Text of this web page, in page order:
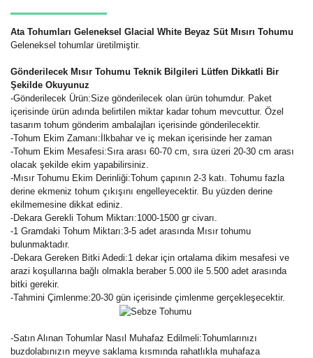
Ata Tohumları Geleneksel Glacial White Beyaz Süt Mısırı Tohumu
Geleneksel tohumlar üretilmiştir.
Gönderilecek Mısır Tohumu Teknik Bilgileri Lütfen Dikkatli Bir
Şekilde Okuyunuz
-Gönderilecek Ürün:Size gönderilecek olan ürün tohumdur. Paket
içerisinde ürün adında belirtilen miktar kadar tohum mevcuttur. Özel
tasarım tohum gönderim ambalajları içerisinde gönderilecektir.
-Tohum Ekim Zamanı:İlkbahar ve iç mekan içerisinde her zaman
-Tohum Ekim Mesafesi:Sıra arası 60-70 cm, sıra üzeri 20-30 cm arası
olacak şekilde ekim yapabilirsiniz.
-Mısır Tohumu Ekim Derinliği:Tohum çapının 2-3 katı. Tohumu fazla
derine ekmeniz tohum çıkışını engelleyecektir. Bu yüzden derine
ekilmemesine dikkat ediniz.
-Dekara Gerekli Tohum Miktarı:1000-1500 gr civarı.
-1 Gramdaki Tohum Miktarı:3-5 adet arasında Mısır tohumu
bulunmaktadır.
-Dekara Gereken Bitki Adedi:1 dekar için ortalama dikim mesafesi ve
arazi koşullarına bağlı olmakla beraber 5.000 ile 5.500 adet arasında
bitki gerekir.
-Tahmini Çimlenme:20-30 gün içerisinde çimlenme gerçekleşecektir.
-Satın Alınan Tohumlar Nasıl Muhafaz Edilmeli:Tohumlarınızı
buzdolabınızın meyve saklama kısmında rahatlıkla muhafaza